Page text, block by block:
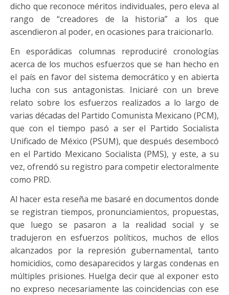
dicho que reconoce méritos individuales, pero eleva al
rango de “creadores de la historia” a los que
ascendieron al poder, en ocasiones para traicionarlo.
En esporádicas columnas reproduciré cronologías
acerca de los muchos esfuerzos que se han hecho en
el país en favor del sistema democrático y en abierta
lucha con sus antagonistas. Iniciaré con un breve
relato sobre los esfuerzos realizados a lo largo de
varias décadas del Partido Comunista Mexicano (PCM),
que con el tiempo pasó a ser el Partido Socialista
Unificado de México (PSUM), que después desembocó
en el Partido Mexicano Socialista (PMS), y este, a su
vez, ofrendó su registro para competir electoralmente
como PRD.
Al hacer esta reseña me basaré en documentos donde
se registran tiempos, pronunciamientos, propuestas,
que luego se pasaron a la realidad social y se
tradujeron en esfuerzos políticos, muchos de ellos
alcanzados por la represión gubernamental, tanto
homicidios, como desaparecidos y largas condenas en
múltiples prisiones. Huelga decir que al exponer esto
no expreso necesariamente las coincidencias con ese